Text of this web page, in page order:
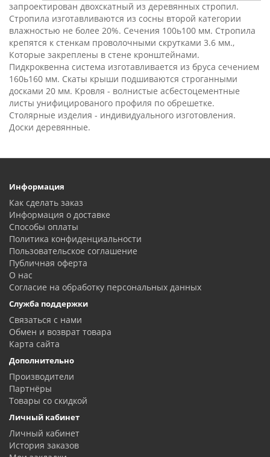
запроектирован двохскатный из деревянных стропил.
Стропила изготавливаются из сосны второй категории
влажностью не более 20%. Сечения 100ь100 мм. Стропила
крепятся к стенкам проволочными скрутками 3.6 мм.,
Которые закреплены в стене кронштейнами.
Пидкроквенна система изготавливается из бруса сечением
160ь160 мм. Скаты крыши подшиваются строганными
досками 20 мм. Кровля - волнистые асбестоцементные
листы унифицированого профиля по обрешетке.
Столярные изделия - индивидуального изготовления.
Доски деревянные.
Информация
Как сделать заказ
Информация о доставке
Способы оплаты
Политика конфиденциальности
Пользовательское соглашение
Публичная оферта
О нас
Согласие на обработку персональных данных
Служба поддержки
Связаться с нами
Обмен и возврат товара
Карта сайта
Дополнительно
Производители
Партнёры
Товары со скидкой
Личный кабинет
Личный кабинет
История заказов